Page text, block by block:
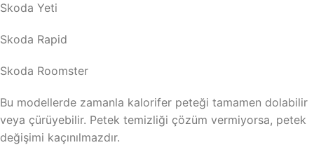
Skoda Yeti
Skoda Rapid
Skoda Roomster
Bu modellerde zamanla kalorifer peteği tamamen dolabilir
veya çürüyebilir. Petek temizliği çözüm vermiyorsa, petek
değişimi kaçınılmazdır.